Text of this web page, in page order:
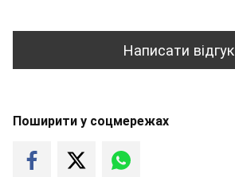
Написати відгук
Поширити у соцмережах